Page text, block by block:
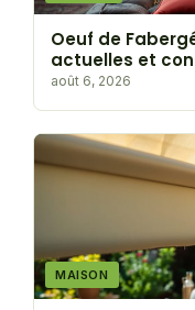
Oeuf de
actuelles et
août 6, 2026
MAISON